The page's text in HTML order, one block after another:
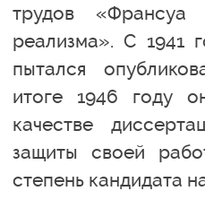
трудов
реализма». С 1941
пытался
итоге 1946 году
качестве
защиты своей
степень кандидата